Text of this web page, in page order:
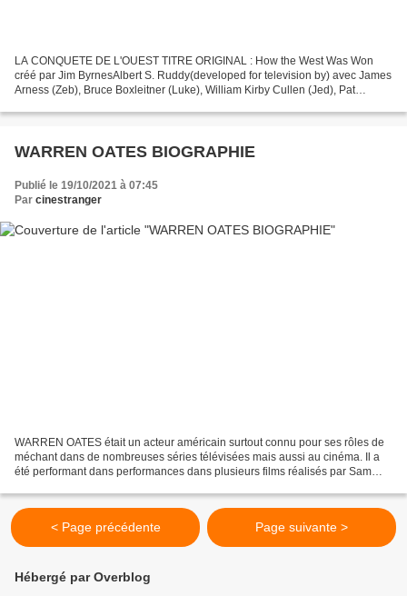
LA CONQUETE DE L'OUEST TITRE ORIGINAL : How the West Was Won
créé par Jim ByrnesAlbert S. Ruddy(developed for television by) avec James
Arness (Zeb), Bruce Boxleitner (Luke), William Kirby Cullen (Jed), Pat
WARREN OATES BIOGRAPHIE
Publié le 19/10/2021 à 07:45
Par cinestranger
WARREN OATES était un acteur américain surtout connu pour ses rôles de
méchant dans de nombreuses séries télévisées mais aussi au cinéma. Il a
été performant dans performances dans plusieurs films réalisés par Sam
< Page précédente Page suivante >
Hébergé par Overblog